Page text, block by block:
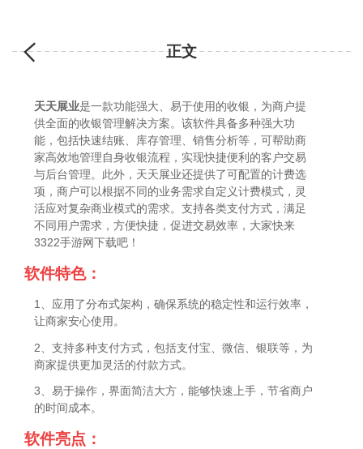
正文
天天展业是一款功能强大、易于使用的收银，为商户提
供全面的收银管理解决方案。该软件具备多种强大功
能，包括快速结账、库存管理、销售分析等，可帮助商
家高效地管理自身收银流程，实现快捷便利的客户交易
与后台管理。此外，天天展业还提供了可配置的计费选
项，商户可以根据不同的业务需求自定义计费模式，灵
活应对复杂商业模式的需求。支持各类支付方式，满足
不同用户需求，方便快捷，促进交易效率，大家快来
3322手游网下载吧！
软件特色：
1、应用了分布式架构，确保系统的稳定性和运行效率，
让商家安心使用。
2、支持多种支付方式，包括支付宝、微信、银联等，为
商家提供更加灵活的付款方式。
3、易于操作，界面简洁大方，能够快速上手，节省商户
的时间成本。
软件亮点：